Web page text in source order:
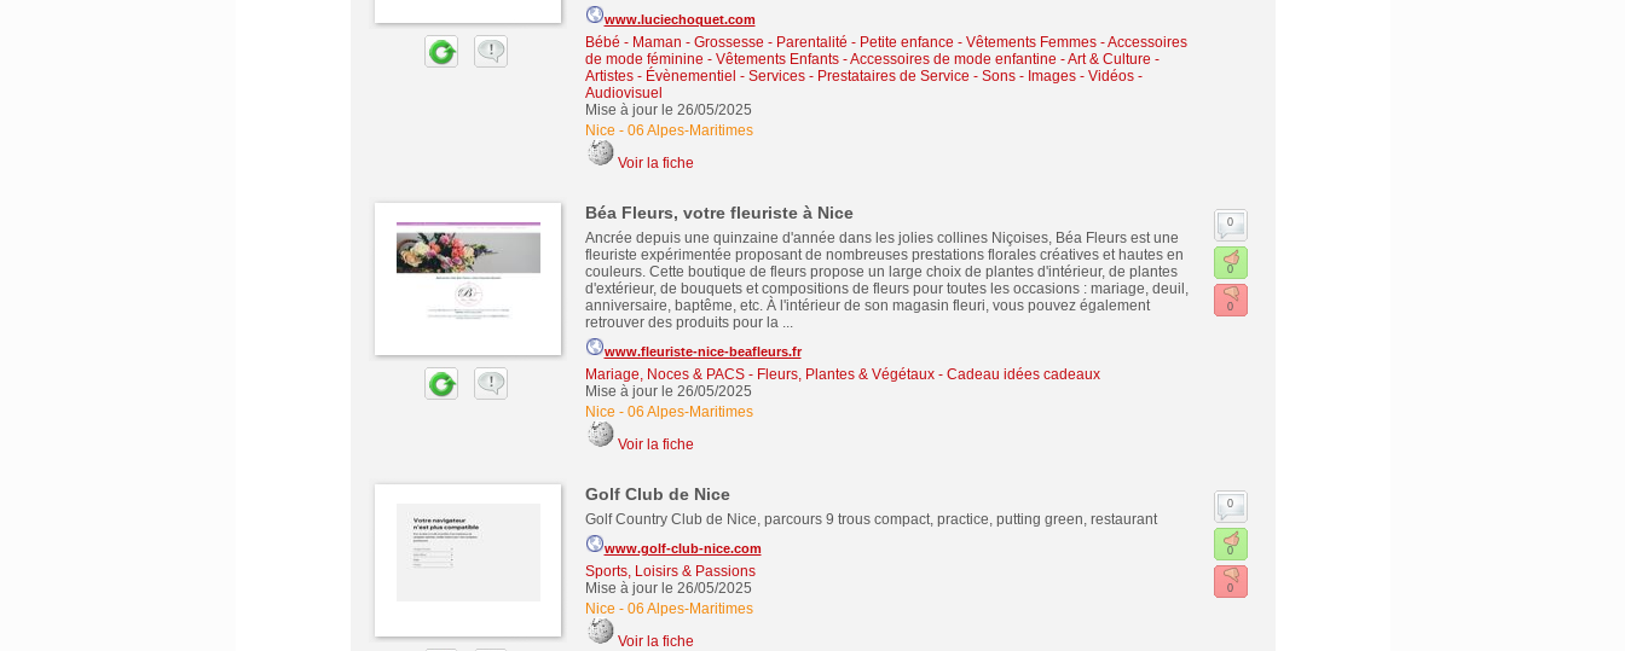
www.luciechoquet.com
Bébé - Maman - Grossesse - Parentalité - Petite enfance - Vêtements Femmes - Accessoires
de mode féminine - Vêtements Enfants - Accessoires de mode enfantine -Art & Culture -
Artistes - Évènementiel - Services - Prestataires de Service - Sons - Images - Vidéos -
Audiovisuel
Mise à jour le 26/05/2025
Nice - 06 Alpes-Maritimes
Voir la fiche
Béa Fleurs, votre fleuriste à Nice
Ancrée depuis une quinzaine d'année dans les jolies collines Niçoises, Béa Fleurs est une
fleuriste expérimentée proposant de nombreuses prestations florales créatives et hautes en
couleurs. Cette boutique de fleurs propose un large choix de plantes d'intérieur, de plantes
d'extérieur, de bouquets et compositions de fleurs pour toutes les occasions : mariage, deuil,
anniversaire, baptême, etc. À l'intérieur de son magasin fleuri, vous pouvez également
retrouver des produits pour la ...
www.fleuriste-nice-beafleurs.fr
Mariage, Noces & PACS- Fleurs, Plantes & Végétaux- Cadeau idées cadeaux
Mise à jour le 26/05/2025
Nice - 06 Alpes-Maritimes
Voir la fiche
0
0
0
Golf Club de Nice
Golf Country Club de Nice, parcours 9 trous compact, practice, putting green, restaurant
www.golf-club-nice.com
Sports, Loisirs & Passions
Mise à jour le 26/05/2025
Nice - 06 Alpes-Maritimes
Voir la fiche
0
0
0